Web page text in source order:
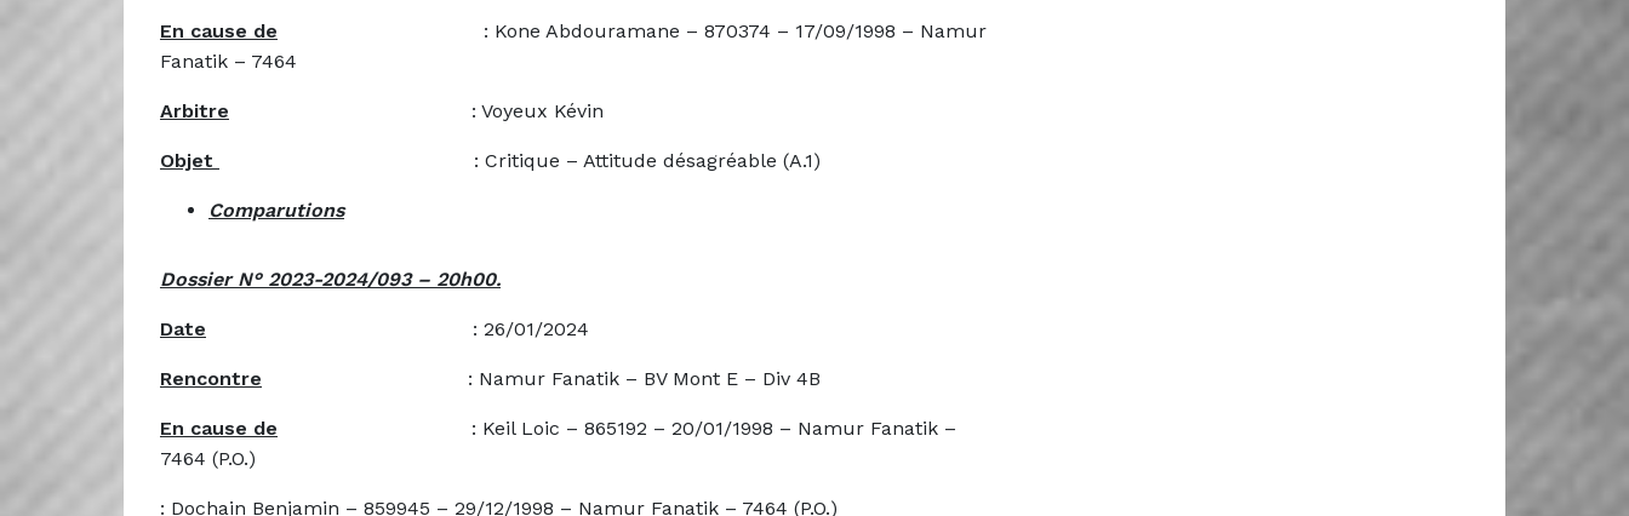
En cause de : Kone Abdouramane – 870374 – 17/09/1998 – Namur
Fanatik – 7464
Arbitre : Voyeux Kévin
Objet : Critique – Attitude désagréable (A.1)
Comparutions
Dossier N° 2023-2024/093 – 20h00.
Date : 26/01/2024
Rencontre : Namur Fanatik – BV Mont E – Div 4B
En cause de : Keil Loic – 865192 – 20/01/1998 – Namur Fanatik –
7464 (P.O.)
: Dochain Benjamin – 859945 – 29/12/1998 – Namur Fanatik – 7464 (P.O.)